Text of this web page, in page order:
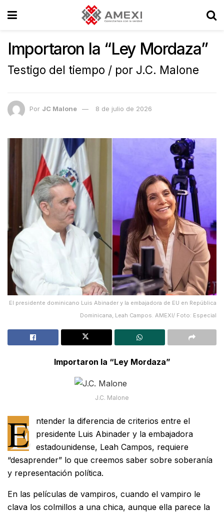
Importaron la “Ley Mordaza”
Testigo del tiempo / por J.C. Malone
Por JC Malone 8 de julio de 2026
El presidente dominicano Luis Abinader y la embajadora de EU en República
Dominicana, Leah Campos. AMEXI/ Foto: Especial
Importaron la “Ley Mordaza”
J.C. Malone
E
ntender la diferencia de criterios entre el
presidente Luis Abinader y la embajadora
estadounidense, Leah Campos, requiere
“desaprender” lo que creemos saber sobre soberanía
y representación política.
En las películas de vampiros, cuando el vampiro le
clava los colmillos a una chica, aunque ella parece la